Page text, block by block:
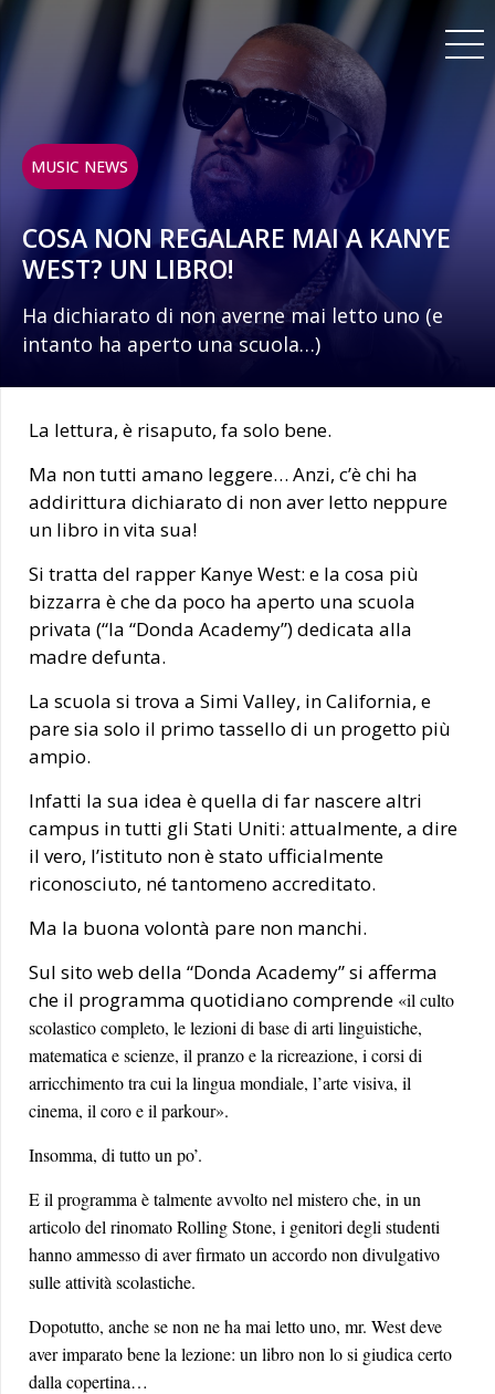
MUSIC NEWS
COSA NON REGALARE MAI A KANYE
WEST? UN LIBRO!
Ha dichiarato di non averne mai letto uno (e
intanto ha aperto una scuola…)
La lettura, è risaputo, fa solo bene.
Ma non tutti amano leggere… Anzi, c’è chi ha
addirittura dichiarato di non aver letto neppure
un libro in vita sua!
Si tratta del rapper Kanye West: e la cosa più
bizzarra è che da poco ha aperto una scuola
privata (“la “Donda Academy”) dedicata alla
madre defunta.
La scuola si trova a Simi Valley, in California, e
pare sia solo il primo tassello di un progetto più
ampio.
Infatti la sua idea è quella di far nascere altri
campus in tutti gli Stati Uniti: attualmente, a dire
il vero, l’istituto non è stato ufficialmente
riconosciuto, né tantomeno accreditato.
Ma la buona volontà pare non manchi.
Sul sito web della “Donda Academy” si afferma
che il programma quotidiano comprende «il culto
scolastico completo, le lezioni di base di arti linguistiche,
matematica e scienze, il pranzo e la ricreazione, i corsi di
arricchimento tra cui la lingua mondiale, l’arte visiva, il
cinema, il coro e il parkour».
Insomma, di tutto un po’.
E il programma è talmente avvolto nel mistero che, in un
articolo del rinomato Rolling Stone, i genitori degli studenti
hanno ammesso di aver firmato un accordo non divulgativo
sulle attività scolastiche.
Dopotutto, anche se non ne ha mai letto uno, mr. West deve
aver imparato bene la lezione: un libro non lo si giudica certo
dalla copertina…